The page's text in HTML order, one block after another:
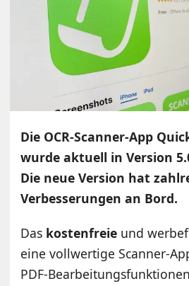
Die OCR-Scanner-App
wurde aktuell in Version
Die neue Version hat
Verbesserungen an Bord.
Das kostenfreie und
eine vollwertige Scanner-
PDF-